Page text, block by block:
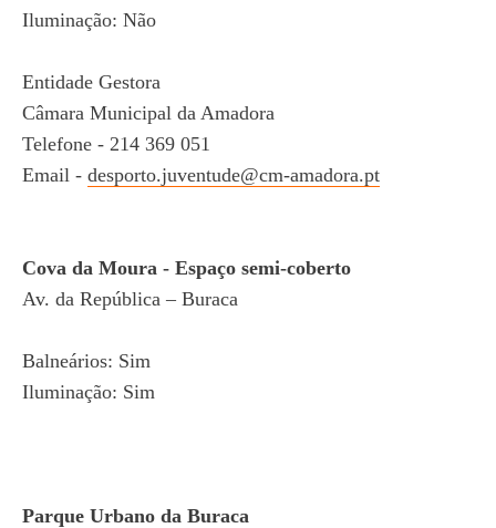
Iluminação: Não
Entidade Gestora
Câmara Municipal da Amadora
Telefone - 214 369 051
Email - desporto.juventude@cm-amadora.pt
Cova da Moura - Espaço semi-coberto
Av. da República – Buraca
Balneários: Sim
Iluminação: Sim
Parque Urbano da Buraca